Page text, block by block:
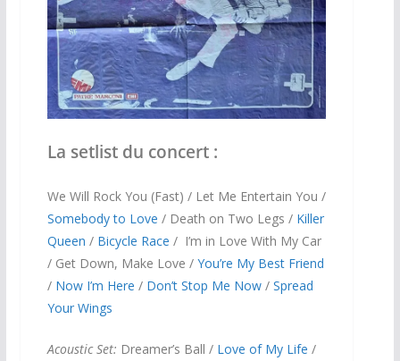
La setlist du concert :
We Will Rock You (Fast) / Let Me Entertain You /
Somebody to Love / Death on Two Legs / Killer
Queen / Bicycle Race / I’m in Love With My Car
/ Get Down, Make Love / You’re My Best Friend
/ Now I’m Here / Don’t Stop Me Now/ Spread
Your Wings
Acoustic Set: Dreamer’s Ball / Love of My Life /